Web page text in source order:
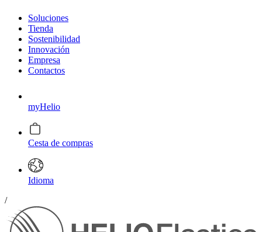
Soluciones
Tienda
Sostenibilidad
Innovación
Empresa
Contactos
myHelio
Cesta de compras
Idioma
/